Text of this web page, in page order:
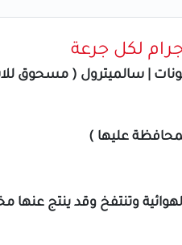
| سالميترول ( مسحوق
عليها )
الهوائية وتنتفخ وقد ينتج